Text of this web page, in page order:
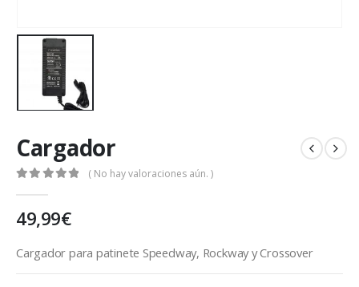
Cargador
( No hay valoraciones aún. )
49,99€
Cargador para patinete Speedway, Rockway y Crossover